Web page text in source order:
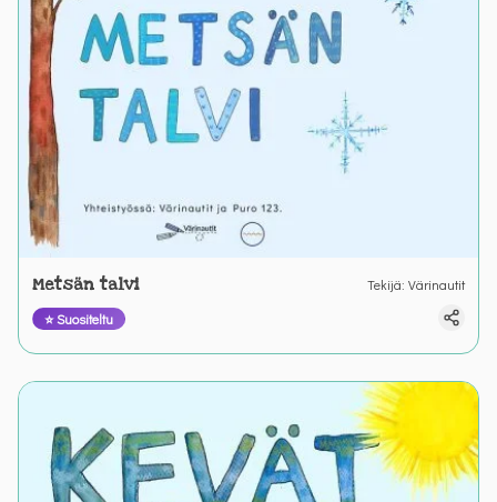
Metsän talvi Tekijä: Värinautit
⭐ Suositeltu